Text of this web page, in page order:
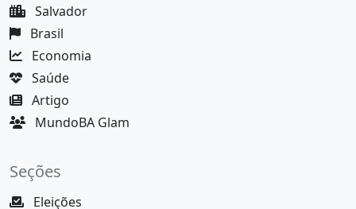
Salvador
Brasil
Economia
Saúde
Artigo
MundoBA Glam
Seções
Eleições